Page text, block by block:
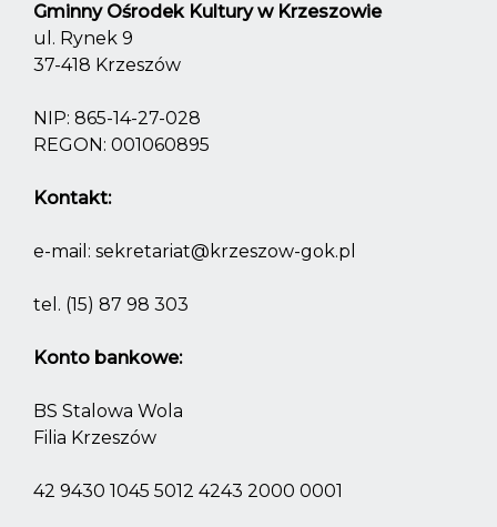
Gminny Ośrodek Kultury w Krzeszowie
ul. Rynek 9
37-418 Krzeszów
NIP: 865-14-27-028
REGON: 001060895
Kontakt:
e-mail: sekretariat@krzeszow-gok.pl
tel. (15) 87 98 303
Konto bankowe:
BS Stalowa Wola
Filia Krzeszów
42 9430 1045 5012 4243 2000 0001